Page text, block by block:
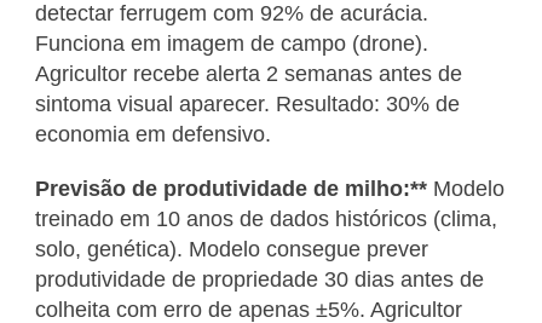
detectar ferrugem com 92% de acurácia.
Funciona em imagem de campo (drone).
Agricultor recebe alerta 2 semanas antes de
sintoma visual aparecer. Resultado: 30% de
economia em defensivo.
Previsão de produtividade de milho:** Modelo
treinado em 10 anos de dados históricos (clima,
solo, genética). Modelo consegue prever
produtividade de propriedade 30 dias antes de
colheita com erro de apenas ±5%. Agricultor